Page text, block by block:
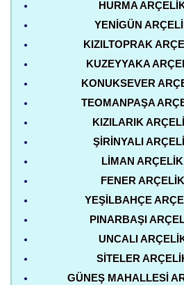
HURMA
YENIGÜN
KIZILTOPRAK
KUZEYYAKA
KONUKSEVER
TEOMANPAŞA
KIZILARIK
ŞIRINYALI
LIMAN
FENER
YEŞILBAHÇE
PINARBAŞI
UNCALI
SITELER
GÜNEŞ MAHALLESI